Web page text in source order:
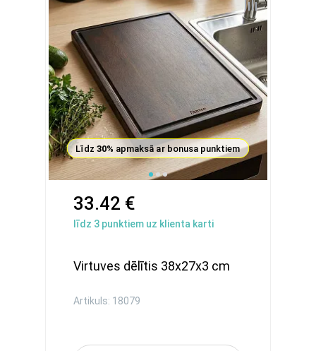
Līdz 30% apmaksā ar bonusa punktiem
33.42 €
līdz 3 punktiem uz klienta karti
Virtuves dēlītis 38x27x3 cm
Artikuls: 18079